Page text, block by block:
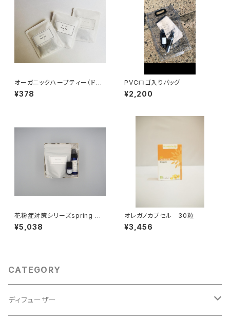
オーガニックハーブティー（ドリ
ップ式 1パック入り）
¥378
PVCロゴ入りバッグ
¥2,200
花粉症対策シリーズspring ギ
フトセット
¥5,038
オレガノカプセル 30粒
¥3,456
CATEGORY
ディフューザー